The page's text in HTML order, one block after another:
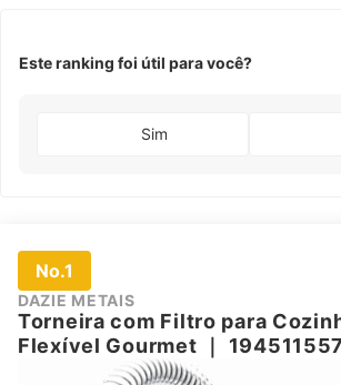
Este ranking foi útil para você?
Sim
No.1
DAZIE METAIS
Torneira com Filtro para
Flexível Gourmet ｜